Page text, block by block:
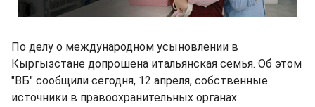
По делу о международном усыновлении в
Кыргызстане допрошена итальянская семья. Об этом
"ВБ" сообщили сегодня, 12 апреля, собственные
источники в правоохранительных органах